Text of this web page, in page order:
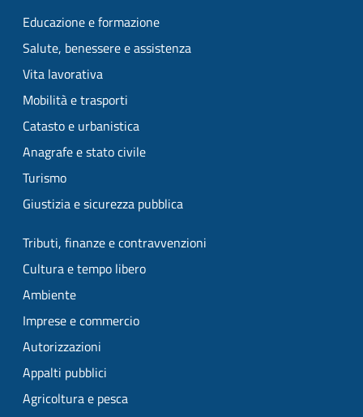
Educazione e formazione
Salute, benessere e assistenza
Vita lavorativa
Mobilità e trasporti
Catasto e urbanistica
Anagrafe e stato civile
Turismo
Giustizia e sicurezza pubblica
Tributi, finanze e contravvenzioni
Cultura e tempo libero
Ambiente
Imprese e commercio
Autorizzazioni
Appalti pubblici
Agricoltura e pesca